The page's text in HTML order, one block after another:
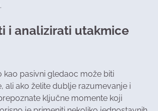
i analizirati utakmice
kao pasivni gledaoc može biti
ali ako želite dublje razumevanje i
ključne momente koji